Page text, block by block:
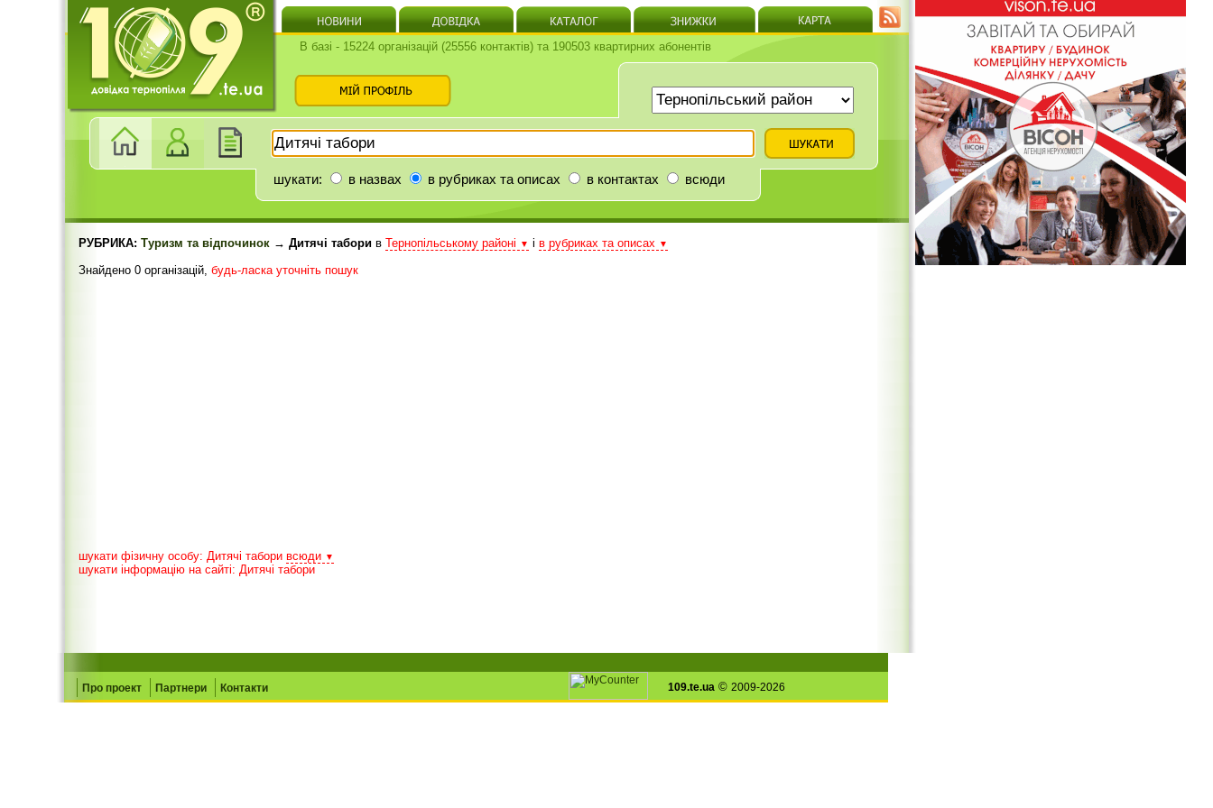
В базі - 15224 організацій (25556 контактів) та 190503 квартирних абонентів
шукати: в назвах в рубриках та описах в контактах всюди
РУБРИКА: Туризм та відпочинок → Дитячі табори в Тернопільському районі ▼ і в рубриках та описах ▼
Знайдено 0 організацій, будь-ласка уточніть пошук
шукати фізичну особу: Дитячі табори всюди ▼
шукати інформацію на сайті: Дитячі табори
Про проект Партнери Контакти 109.te.ua © 2009-2026